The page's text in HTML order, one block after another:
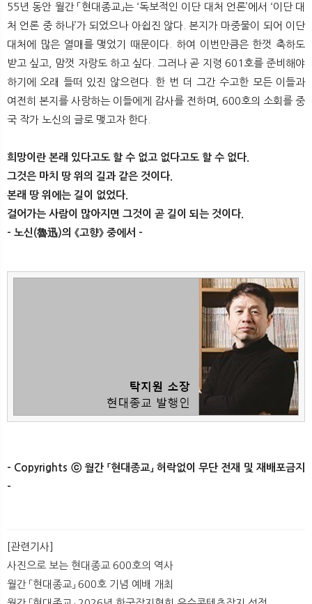
55년 동안 월간 「현대종교」는 ‘독보적인 이단 대처 언론’에서 ‘이단 대
처 언론 중 하나’가 되었으나 아쉽진 않다. 본지가 마중물이 되어 이단
대처에 많은 열매를 맺었기 때문이다. 하여 이번만큼은 한껏 축하도
받고 싶고, 맘껏 자랑도 하고 싶다. 그러나 곧 지령 601호를 준비해야
하기에 오래 들떠 있진 않으련다. 한 번 더 그간 수고한 모든 이들과
여전히 본지를 사랑하는 이들에게 감사를 전하며, 600호의 소회를 중
국 작가 노신의 글로 맺고자 한다.
희망이란 본래 있다고도 할 수 없고 없다고도 할 수 없다.
그것은 마치 땅 위의 길과 같은 것이다.
본래 땅 위에는 길이 없었다.
걸어가는 사람이 많아지면 그것이 곧 길이 되는 것이다.
- 노신(魯迅)의 《고향》 중에서 -
- Copyrights ⓒ 월간 「현대종교」 허락없이 무단 전재 및 재배포금지
-
[관련기사]
사진으로 보는 현대종교 600호의 역사
월간 「현대종교」 600호 기념 예배 개최